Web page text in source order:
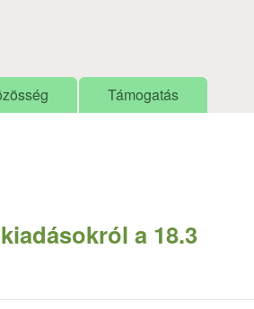
Támogatás
a 18.3